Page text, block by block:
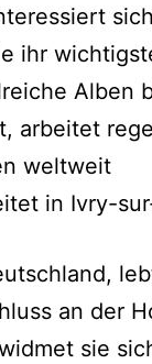
ihr
Alben
arbeitet
weltweit
in Ivry-
an der
sie